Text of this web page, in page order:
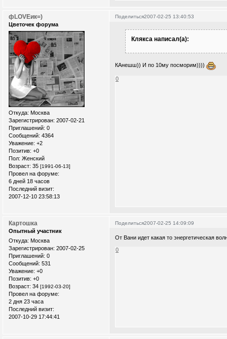
Поделиться2007-02-25 13:40:53
фLOVEик=)
Цветочек форума
Откуда: Москва
Зарегистрирован: 2007-02-21
Приглашений: 0
Сообщений: 4364
Уважение: +2
Позитив: +0
Пол: Женский
Возраст: 35 [1991-06-13]
Провел на форуме:
6 дней 18 часов
Последний визит:
2007-12-10 23:58:13
Клякса написал(а):
КАнешш)) И по 10му посморим))))
0
Поделиться2007-02-25 14:09:09
Картошка
Опытный участник
Откуда: Москва
Зарегистрирован: 2007-02-25
Приглашений: 0
Сообщений: 531
Уважение: +0
Позитив: +0
Возраст: 34 [1992-03-20]
Провел на форуме:
2 дня 23 часа
Последний визит:
2007-10-29 17:44:41
От Вани идет какая то энергетическая
0